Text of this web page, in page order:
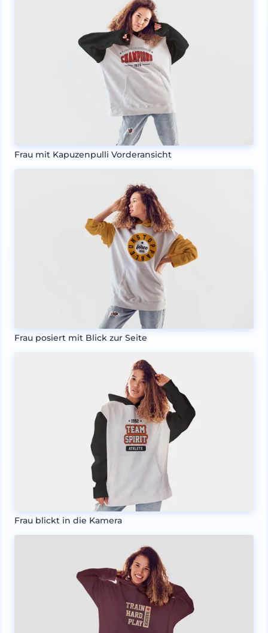
Frau mit Kapuzenpulli Vorderansicht
Frau posiert mit Blick zur Seite
Frau blickt in die Kamera